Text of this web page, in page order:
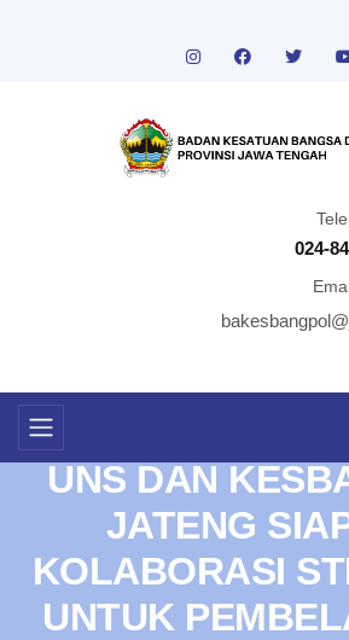
024-
UNS DAN
JATENG
KOLABORASI
UNTUK